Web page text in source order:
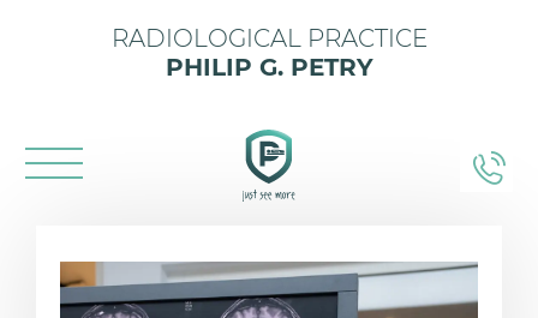
RADIOLOGICAL PRACTICE
PHILIP G. PETRY